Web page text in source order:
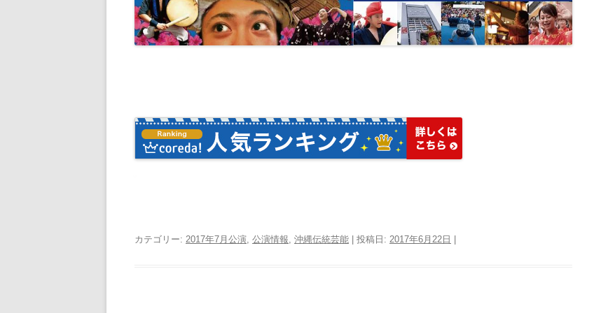
カテゴリー: 2017年7月公演, 公演情報, 沖縄伝統芸能 | 投稿日: 2017年6月22日